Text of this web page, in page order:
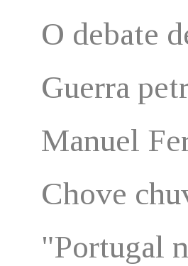
O debate
Guerra
Manuel
Chove
"Portugal